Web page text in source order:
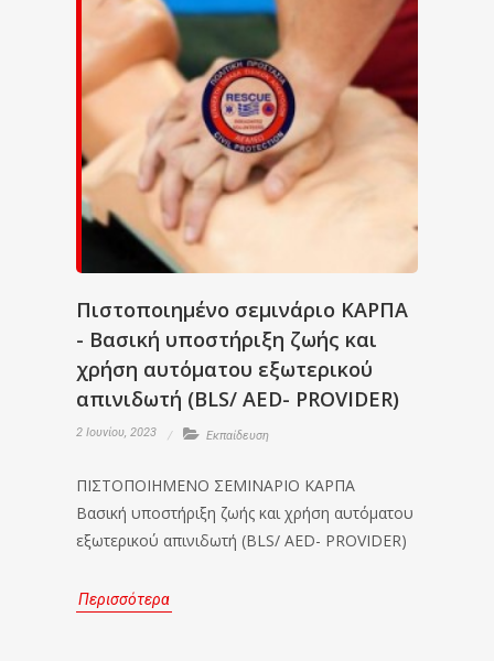
Πιστοποιημένο σεμινάριο ΚΑΡΠΑ
- Βασική υποστήριξη ζωής και
χρήση αυτόματου εξωτερικού
απινιδωτή (BLS/ AED- PROVIDER)
2 Ιουνίου, 2023 Εκπαίδευση
ΠΙΣΤΟΠΟΙΗΜΕΝΟ ΣΕΜΙΝΑΡΙΟ ΚΑΡΠΑ
Βασική υποστήριξη ζωής και χρήση αυτόματου
εξωτερικού απινιδωτή (BLS/ AED- PROVIDER)
Περισσότερα